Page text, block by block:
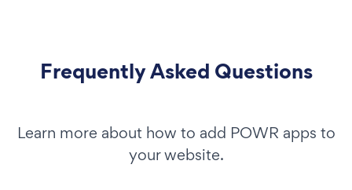
Frequently Asked Questions
Learn more about how to add POWR apps to
your website.